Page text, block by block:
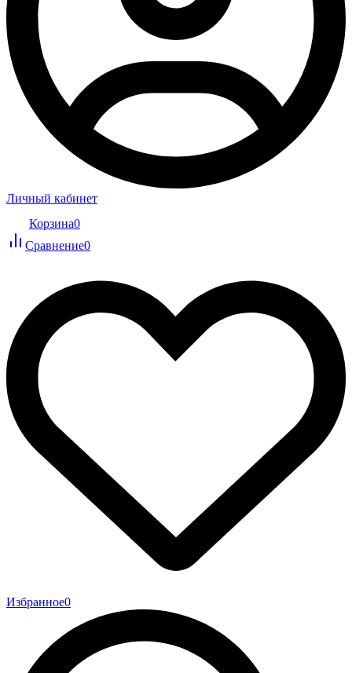
Личный кабинет
Корзина0
Сравнение0
Избранное0